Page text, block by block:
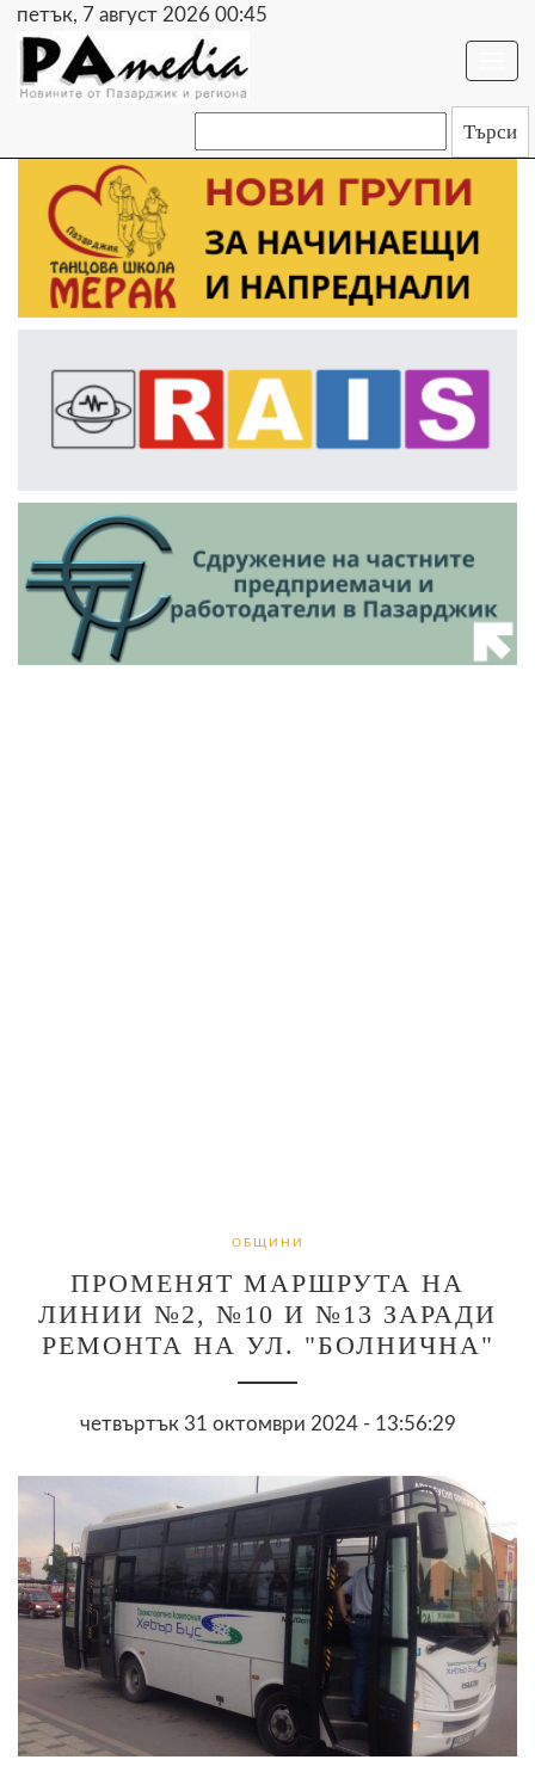
петък, 7 август 2026 00:45
ОБЩИНИ
ПРОМЕНЯТ МАРШРУТА НА
ЛИНИИ №2, №10 И №13 ЗАРАДИ
РЕМОНТА НА УЛ. "БОЛНИЧНА"
четвъртък 31 октомври 2024 - 13:56:29